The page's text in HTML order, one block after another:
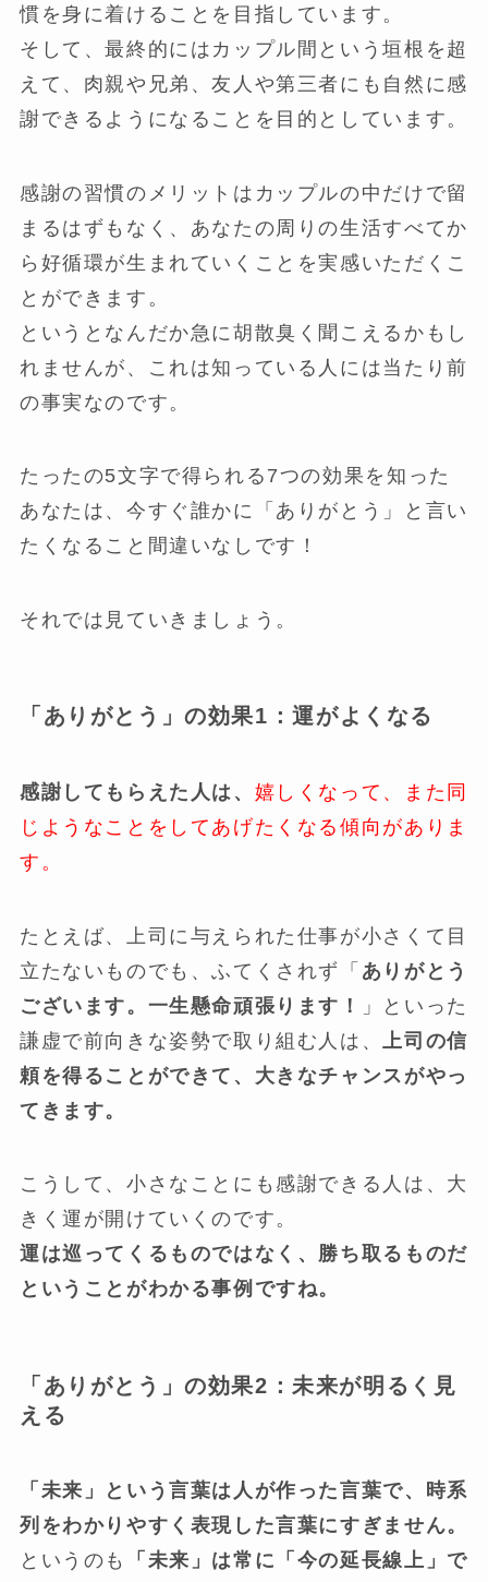
慣を身に着けることを目指しています。
そして、最終的にはカップル間という垣根を超
えて、肉親や兄弟、友人や第三者にも自然に感
謝できるようになることを目的としています。
感謝の習慣のメリットはカップルの中だけで留
まるはずもなく、あなたの周りの生活すべてか
ら好循環が生まれていくことを実感いただくこ
とができます。
というとなんだか急に胡散臭く聞こえるかもし
れませんが、これは知っている人には当たり前
の事実なのです。
たったの5文字で得られる7つの効果を知った
あなたは、今すぐ誰かに「ありがとう」と言い
たくなること間違いなしです！
それでは見ていきましょう。
「ありがとう」の効果1 ：運がよくなる
感謝してもらえた人は、 嬉しくなって、また同
じようなことをしてあげたくなる傾向がありま
す。
たとえば、上司に与えられた仕事が小さくて目
立たないものでも、ふてくされず「 ありがとう
ございます。一生懸命頑張ります！
」といった
謙虚で前向きな姿勢で取り組む人は、
上司の信
頼を得ることができて、大きなチャンスがやっ
てきます。
こうして、小さなことにも感謝できる人は、大
きく運が開けていくのです。
運は巡ってくるものではなく、勝ち取るものだ
ということがわかる事例ですね。
「ありがとう」の効果2：未来が明るく見
える
「未来」という言葉は人が作った言葉で、時系
列をわかりやすく表現した言葉にすぎません。
というのも
「未来」は常に「今の延長線上」で